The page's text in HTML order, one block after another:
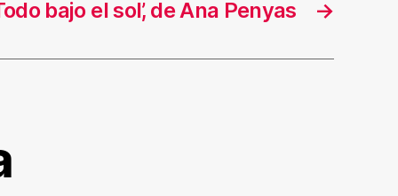
→
bajo el sol’, de Ana Penyas